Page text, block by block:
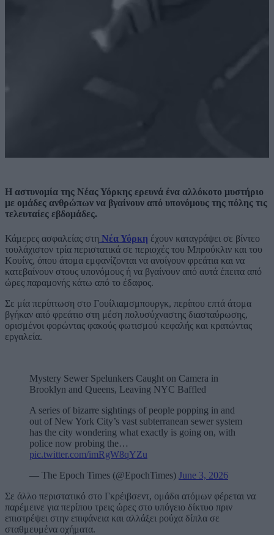
Η αστυνομία της Νέας Υόρκης ερευνά ένα αλλόκοτο μυστήριο
με ομάδες ανθρώπων να βγαίνουν από υπονόμους της πόλης τις
τελευταίες εβδομάδες.
Κάμερες ασφαλείας στη Νέα Υόρκη έχουν καταγράψει σε βίντεο
τουλάχιστον τρία περιστατικά σε περιοχές του Μπρούκλιν και του
Κουίνς, όπου άτομα εμφανίζονται να ανοίγουν φρεάτια και να
κατεβαίνουν στους υπονόμους ή να βγαίνουν από αυτά έπειτα από
ώρες παραμονής κάτω από το έδαφος.
Σε μία περίπτωση στο Γουίλιαμσμπουργκ, περίπου επτά άτομα
βγήκαν από φρεάτιο στη μέση πολυσύχναστης διασταύρωσης,
ορισμένοι φορώντας φακούς φωτισμού κεφαλής και κρατώντας
εργαλεία.
Mystery Sewer Spelunkers Caught on Camera in
Brooklyn and Queens, Leaving NYC Baffled
A series of bizarre sightings of people popping in and
out of New York City’s vast subterranean sewer system
has the city wondering what exactly is going on, with
police now probing the…
pic.twitter.com/imRgW8qYZu
— The Epoch Times (@EpochTimes) June 3, 2026
Σε άλλο περιστατικό στο Γκρέιβσεντ, ομάδα ατόμων φέρεται να
παρέμεινε για περίπου τρεις ώρες στο υπόγειο δίκτυο πριν
επιστρέψει στην επιφάνεια και αλλάξει ρούχα δίπλα σε
σταθμευμένα οχήματα.